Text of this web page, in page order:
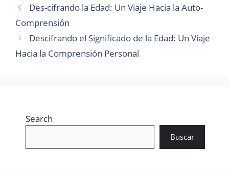
Des-cifrando la Edad: Un Viaje Hacia la Auto-
Comprensión
Descifrando el Significado de la Edad: Un Viaje
Hacia la Comprensión Personal
Search
Buscar